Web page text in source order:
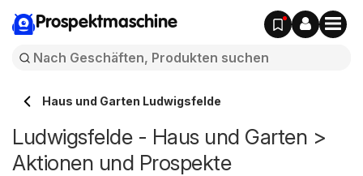
Prospektmaschine
Haus und Garten Ludwigsfelde
Ludwigsfelde - Haus und Garten >
Aktionen und Prospekte